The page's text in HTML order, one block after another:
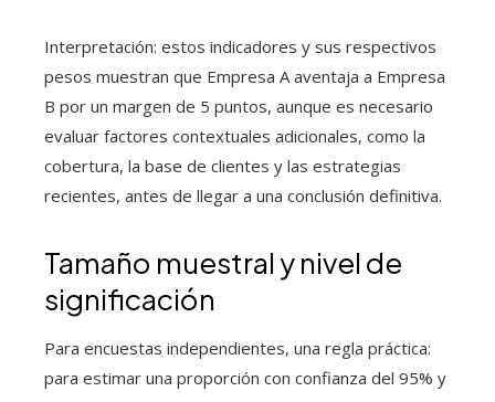
Interpretación: estos indicadores y sus respectivos
pesos muestran que Empresa A aventaja a Empresa
B por un margen de 5 puntos, aunque es necesario
evaluar factores contextuales adicionales, como la
cobertura, la base de clientes y las estrategias
recientes, antes de llegar a una conclusión definitiva.
Tamaño muestral y nivel de
significación
Para encuestas independientes, una regla práctica:
para estimar una proporción con confianza del 95% y